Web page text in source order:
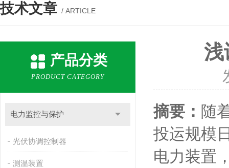
技术文章 / ARTICLE
产品分类
PRODUCT CATEGORY
电力监控与保护
光伏协调控制器
测温装置
浅
摘要： 随
投运规模
电力装置